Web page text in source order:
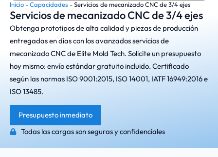
Inicio-Capacidades -Servicios de mecanizado CNC de 3/4 ejes
Servicios de mecanizado CNC de 3/4 ejes
Obtenga prototipos de alta calidad y piezas de producción
entregadas en días con los avanzados servicios de
mecanizado CNC de Elite Mold Tech. Solicite un presupuesto
hoy mismo: envío estándar gratuito incluido. Certificado
según las normas ISO 9001:2015, ISO 14001, IATF 16949:2016 e
ISO 13485.
Presupuesto inmediato
Todas las cargas son seguras y confidenciales